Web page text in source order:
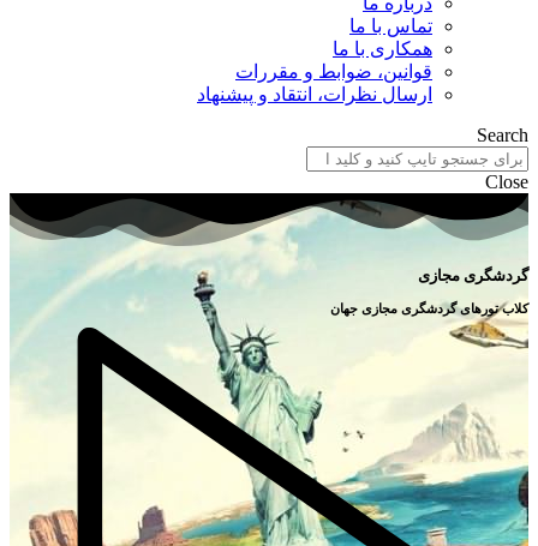
تماس با ما
همکاری با ما
قوانین، ضوابط و مقررات
ارسال نظرات، انتقاد و پیشنهاد
Search
Close
گردشگری مجازی
کلاب تورهای گردشگری مجازی جهان